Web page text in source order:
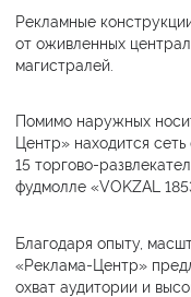
Рекламные
от оживленных
магистралей.
Помимо наружных
Центр» находится
15 торгово-
фудмолле «VOKZAL
Благодаря опыту,
«Реклама-Центр»
охват аудитории и